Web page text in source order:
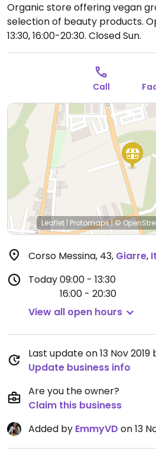
Organic store offering vegan
selection of beauty products.
13:30, 16:00-20:30. Closed Sun.
Call
Leaflet | Protomaps|©
Corso Messina, 43, Giarre,
Today09:00 - 13:30
16:00 - 20:30
View all open hours
Last update on 13 Nov 2019
Update business info
Are you the owner?
Claim this business
Added by EmmyVD on 13